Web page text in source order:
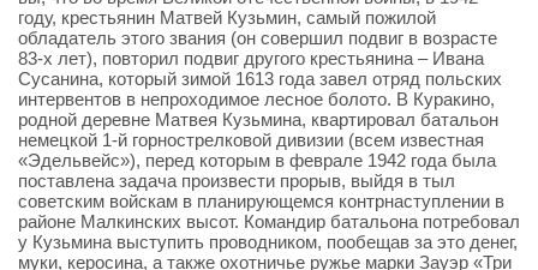
году, крестьянин Матвей Кузьмин, самый пожилой
обладатель этого звания (он совершил подвиг в возрасте
83-х лет), повторил подвиг другого крестьянина – Ивана
Сусанина, который зимой 1613 года завел отряд польских
интервентов в непроходимое лесное болото. В Куракино,
родной деревне Матвея Кузьмина, квартировал батальон
немецкой 1-й горнострелковой дивизии (всем известная
«Эдельвейс»), перед которым в феврале 1942 года была
поставлена задача произвести прорыв, выйдя в тыл
советским войскам в планирующемся контрнаступлении в
районе Малкинских высот. Командир батальона потребовал
у Кузьмина выступить проводником, пообещав за это денег,
муки, керосина, а также охотничье ружье марки Зауэр «Три